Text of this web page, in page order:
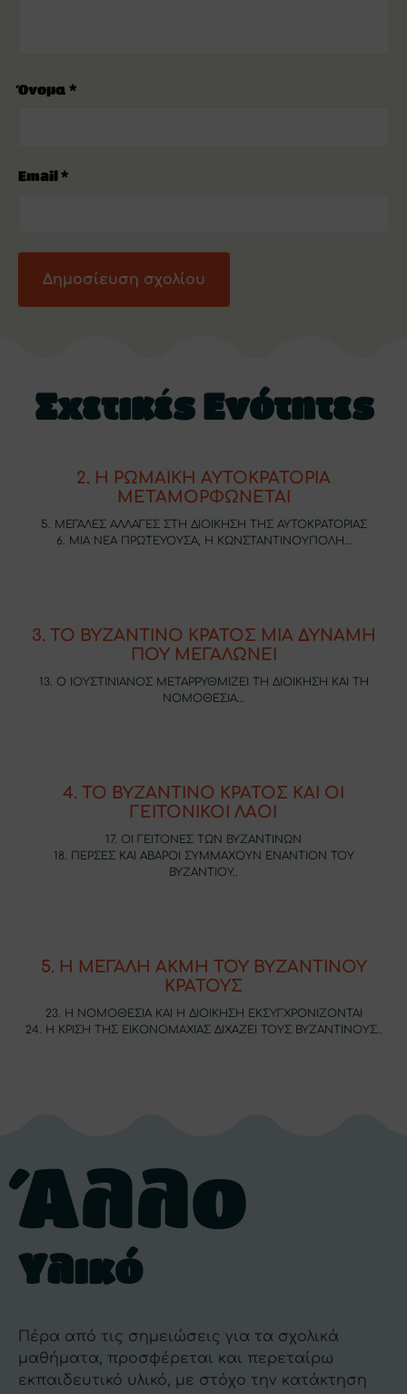
Όνομα *
Email *
Σχετικές Ενότητες
2. Η ΡΩΜΑΪΚΗ ΑΥΤΟΚΡΑΤΟΡΙΑ
ΜΕΤΑΜΟΡΦΩΝΕΤΑΙ
5. ΜΕΓΑΛΕΣ ΑΛΛΑΓΕΣ ΣΤΗ ΔΙΟΙΚΗΣΗ ΤΗΣ ΑΥΤΟΚΡΑΤΟΡΙΑΣ
6. ΜΙΑ ΝΕΑ ΠΡΩΤΕΥΟΥΣΑ, Η ΚΩΝΣΤΑΝΤΙΝΟΥΠΟΛΗ…
3. ΤΟ ΒΥΖΑΝΤΙΝΟ ΚΡΑΤΟΣ ΜΙΑ ΔΥΝΑΜΗ
ΠΟΥ ΜΕΓΑΛΩΝΕΙ
13. Ο ΙΟΥΣΤΙΝΙΑΝΟΣ ΜΕΤΑΡΡΥΘΜΙΖΕΙ ΤΗ ΔΙΟΙΚΗΣΗ ΚΑΙ ΤΗ
ΝΟΜΟΘΕΣΙΑ…
4. ΤΟ ΒΥΖΑΝΤΙΝΟ ΚΡΑΤΟΣ ΚΑΙ ΟΙ
ΓΕΙΤΟΝΙΚΟΙ ΛΑΟΙ
17. ΟΙ ΓΕΙΤΟΝΕΣ ΤΩΝ ΒΥΖΑΝΤΙΝΩΝ
18. ΠΕΡΣΕΣ ΚΑΙ ΑΒΑΡΟΙ ΣΥΜΜΑΧΟΥΝ ΕΝΑΝΤΙΟΝ ΤΟΥ
ΒΥΖΑΝΤΙΟΥ..
5. Η ΜΕΓΑΛΗ ΑΚΜΗ ΤΟΥ ΒΥΖΑΝΤΙΝΟΥ
ΚΡΑΤΟΥΣ
23. Η ΝΟΜΟΘΕΣΙΑ ΚΑΙ Η ΔΙΟΙΚΗΣΗ ΕΚΣΥΓΧΡΟΝΙΖΟΝΤΑΙ
24. Η ΚΡΙΣΗ ΤΗΣ ΕΙΚΟΝΟΜΑΧΙΑΣ ΔΙΧΑΖΕΙ ΤΟΥΣ ΒΥΖΑΝΤΙΝΟΥΣ..
Άλλο
Υλικό
Πέρα από τις σημειώσεις για τα σχολικά
μαθήματα, προσφέρεται και περεταίρω
εκπαιδευτικό υλικό, με στόχο την κατάκτηση